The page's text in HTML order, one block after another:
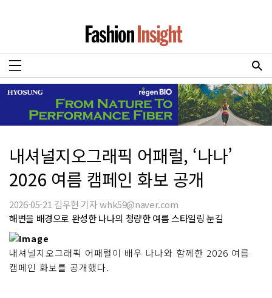
내셔널지오그래픽 어패럴, ‘나나’
2026 여름 캠페인 화보 공개
2026-05-21 김우현 기자 whk59@naver.com
해변을 배경으로 완성한 나나의 청량한 여름 스타일링 눈길
내셔널지오그래픽 어패럴이 배우 나나와 함께한 2026 여름
캠페인 화보를 공개했다.